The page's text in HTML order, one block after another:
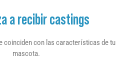
a recibir castings
coinciden con las características de tu
mascota.